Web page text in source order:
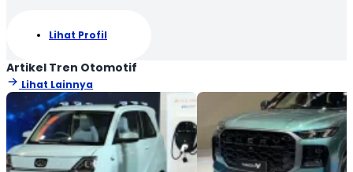
Lihat Profil
Artikel Tren Otomotif
Lihat Lainnya